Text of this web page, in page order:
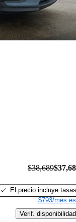
$38,689
El precio incluye tasas
$793/mes
Verif. disponibilidad